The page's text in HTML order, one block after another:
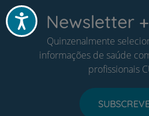
Acessibilidade
Newsletter
Quinzenalmente
informações de saúde
profissionais